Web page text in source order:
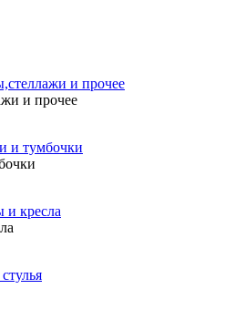
и прочее
и прочее
и тумбочки
и кресла